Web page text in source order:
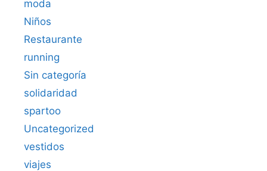
moda
Niños
Restaurante
running
Sin categoría
solidaridad
spartoo
Uncategorized
vestidos
viajes